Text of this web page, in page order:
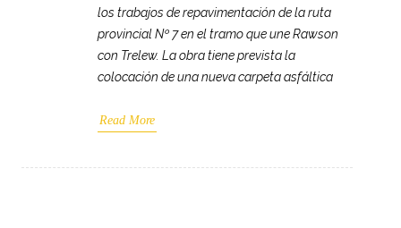
los trabajos de repavimentación de la ruta
provincial Nº 7 en el tramo que une Rawson
con Trelew. La obra tiene prevista la
colocación de una nueva carpeta asfáltica
Read More